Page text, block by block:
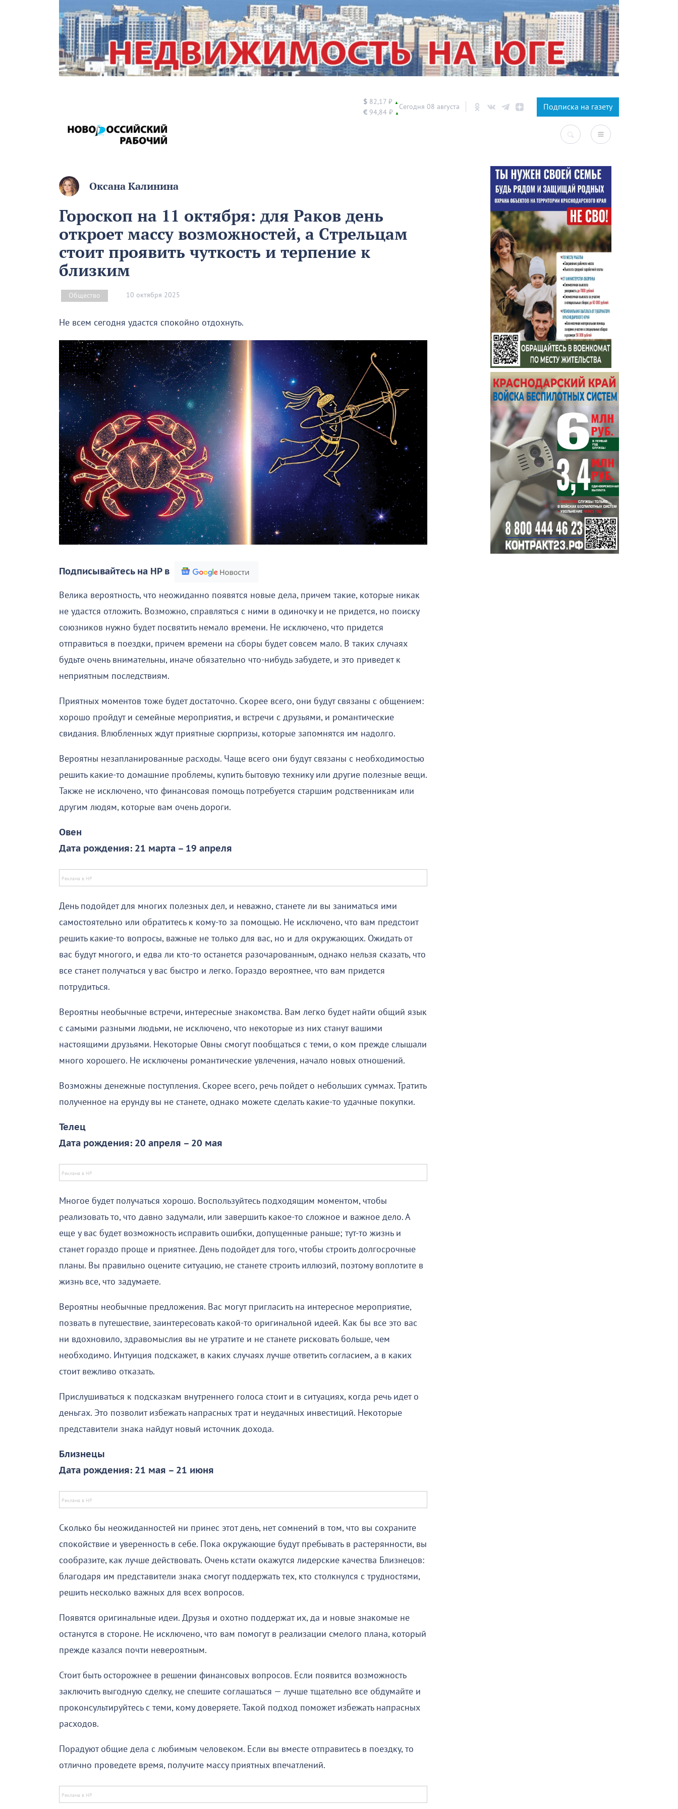
$ 82,17 ₽ ▲
€ 94,84 ₽ ▲
Сегодня 08 августа Подписка на газету
Оксана Калинина
Гороскоп на 11 октября: для Раков день
откроет массу возможностей, а Стрельцам
стоит проявить чуткость и терпение к
близким
Общество 10 октября 2025
Не всем сегодня удастся спокойно отдохнуть.
Подписывайтесь на НР в
Велика вероятность, что неожиданно появятся новые дела, причем такие, которые никак
не удастся отложить. Возможно, справляться с ними в одиночку и не придется, но поиску
союзников нужно будет посвятить немало времени. Не исключено, что придется
отправиться в поездки, причем времени на сборы будет совсем мало. В таких случаях
будьте очень внимательны, иначе обязательно что-нибудь забудете, и это приведет к
неприятным последствиям.
Приятных моментов тоже будет достаточно. Скорее всего, они будут связаны с общением:
хорошо пройдут и семейные мероприятия, и встречи с друзьями, и романтические
свидания. Влюбленных ждут приятные сюрпризы, которые запомнятся им надолго.
Вероятны незапланированные расходы. Чаще всего они будут связаны с необходимостью
решить какие-то домашние проблемы, купить бытовую технику или другие полезные вещи.
Также не исключено, что финансовая помощь потребуется старшим родственникам или
другим людям, которые вам очень дороги.
Овен
Дата рождения: 21 марта – 19 апреля
День подойдет для многих полезных дел, и неважно, станете ли вы заниматься ими
самостоятельно или обратитесь к кому-то за помощью. Не исключено, что вам предстоит
решить какие-то вопросы, важные не только для вас, но и для окружающих. Ожидать от
вас будут многого, и едва ли кто-то останется разочарованным, однако нельзя сказать, что
все станет получаться у вас быстро и легко. Гораздо вероятнее, что вам придется
потрудиться.
Вероятны необычные встречи, интересные знакомства. Вам легко будет найти общий язык
с самыми разными людьми, не исключено, что некоторые из них станут вашими
настоящими друзьями. Некоторые Овны смогут пообщаться с теми, о ком прежде слышали
много хорошего. Не исключены романтические увлечения, начало новых отношений.
Возможны денежные поступления. Скорее всего, речь пойдет о небольших суммах. Тратить
полученное на ерунду вы не станете, однако можете сделать какие-то удачные покупки.
Телец
Дата рождения: 20 апреля – 20 мая
Многое будет получаться хорошо. Воспользуйтесь подходящим моментом, чтобы
реализовать то, что давно задумали, или завершить какое-то сложное и важное дело. А
еще у вас будет возможность исправить ошибки, допущенные раньше; тут-то жизнь и
станет гораздо проще и приятнее. День подойдет для того, чтобы строить долгосрочные
планы. Вы правильно оцените ситуацию, не станете строить иллюзий, поэтому воплотите в
жизнь все, что задумаете.
Вероятны необычные предложения. Вас могут пригласить на интересное мероприятие,
позвать в путешествие, заинтересовать какой-то оригинальной идеей. Как бы все это вас
ни вдохновило, здравомыслия вы не утратите и не станете рисковать больше, чем
необходимо. Интуиция подскажет, в каких случаях лучше ответить согласием, а в каких
стоит вежливо отказать.
Прислушиваться к подсказкам внутреннего голоса стоит и в ситуациях, когда речь идет о
деньгах. Это позволит избежать напрасных трат и неудачных инвестиций. Некоторые
представители знака найдут новый источник дохода.
Близнецы
Дата рождения: 21 мая – 21 июня
Сколько бы неожиданностей ни принес этот день, нет сомнений в том, что вы сохраните
спокойствие и уверенность в себе. Пока окружающие будут пребывать в растерянности, вы
сообразите, как лучше действовать. Очень кстати окажутся лидерские качества Близнецов:
благодаря им представители знака смогут поддержать тех, кто столкнулся с трудностями,
решить несколько важных для всех вопросов.
Появятся оригинальные идеи. Друзья и охотно поддержат их, да и новые знакомые не
останутся в стороне. Не исключено, что вам помогут в реализации смелого плана, который
прежде казался почти невероятным.
Стоит быть осторожнее в решении финансовых вопросов. Если появится возможность
заключить выгодную сделку, не спешите соглашаться — лучше тщательно все обдумайте и
проконсультируйтесь с теми, кому доверяете. Такой подход поможет избежать напрасных
расходов.
Порадуют общие дела с любимым человеком. Если вы вместе отправитесь в поездку, то
отлично проведете время, получите массу приятных впечатлений.